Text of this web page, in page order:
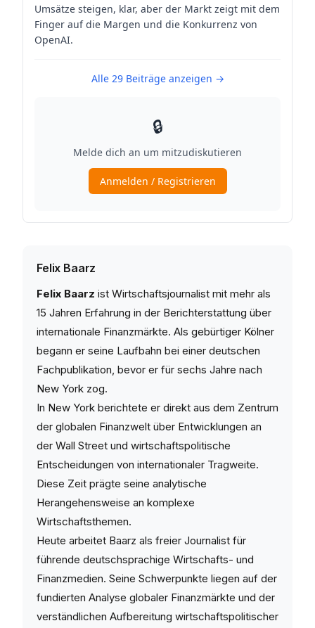
Felix Baarz
Felix Baarz ist Wirtschaftsjournalist mit mehr als
15 Jahren Erfahrung in der Berichterstattung über
internationale Finanzmärkte. Als gebürtiger Kölner
begann er seine Laufbahn bei einer deutschen
Fachpublikation, bevor er für sechs Jahre nach
New York zog.
In New York berichtete er direkt aus dem Zentrum
der globalen Finanzwelt über Entwicklungen an
der Wall Street und wirtschaftspolitische
Entscheidungen von internationaler Tragweite.
Diese Zeit prägte seine analytische
Herangehensweise an komplexe
Wirtschaftsthemen.
Heute arbeitet Baarz als freier Journalist für
führende deutschsprachige Wirtschafts- und
Finanzmedien. Seine Schwerpunkte liegen auf der
fundierten Analyse globaler Finanzmärkte und der
verständlichen Aufbereitung wirtschaftspolitischer